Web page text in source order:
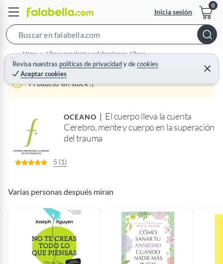
Inicia sesión
e
a
c
Revisa nuestras políticas de privacidadydecookies
Aceptar cookies
C
e
r
Home
Libros, papelería y celebraciones - Libros
Actividades Recreación y Estilo de Vida
Producto sin stock :(
OCEANO
El cuerpo lleva la cuenta
Cerebro, mente y cuerpo en la superación
del trauma
5 (1)
Varias personas después miran